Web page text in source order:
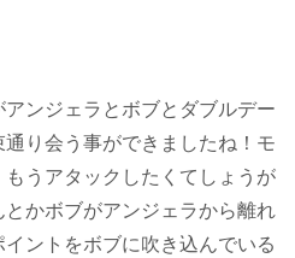
ンジェラとボブとダブルデー
通り会う事ができましたね！モ
うアタックしたくてしょうが
かボブがアンジェラから離れ
ントをボブに吹き込んでいる